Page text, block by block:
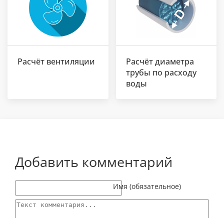
Расчёт вентиляции
Расчёт диаметра
трубы по расходу
воды
Добавить комментарий
Имя (обязательное)